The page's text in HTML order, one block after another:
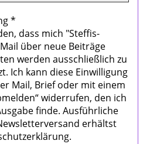
*
dass mich "Steffis-
über neue Beiträge
werden ausschließlich zu
Ich kann diese Einwilligung
Mail, Brief oder mit einem
widerrufen, den ich
finde. Ausführliche
erhältst